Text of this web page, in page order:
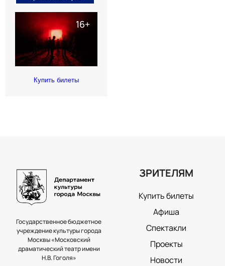
Купить билеты
Государственное бюджетное
учреждение культуры города
Москвы «Московский
драматический театр имени
Н.В. Гоголя»
ЗРИТЕЛЯМ
Купить билеты
Афиша
Спектакли
Проекты
Новости